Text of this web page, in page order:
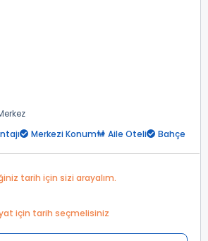
Merkezi Konum Aile Oteli Bahçe
tarih için sizi arayalım.
için tarih seçmelisiniz